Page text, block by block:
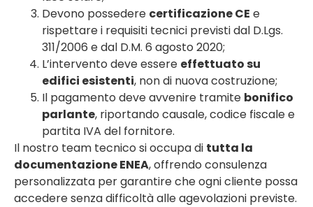
Devono possedere certificazione CE e
rispettare i requisiti tecnici previsti dal D.Lgs.
311/2006 e dal D.M. 6 agosto 2020;
L’intervento deve essere effettuato su
edifici esistenti, non di nuova costruzione;
Il pagamento deve avvenire tramite bonifico
parlante, riportando causale, codice fiscale e
partita IVA del fornitore.
Il nostro team tecnico si occupa di tutta la
documentazione ENEA, offrendo consulenza
personalizzata per garantire che ogni cliente possa
accedere senza difficoltà alle agevolazioni previste.